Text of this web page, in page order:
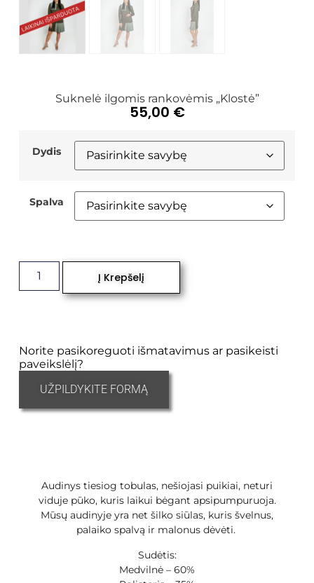
Suknelė ilgomis rankovėmis „Klostė”
Audinys tiesiog tobulas, nešiojasi puikiai, neturi
viduje pūko, kuris laikui bėgant apsipumpuruoja.
Mūsų audinyje yra net šilko siūlas, kuris švelnus,
palaiko spalvą ir malonus dėvėti.
Sudėtis:
Medvilnė – 60%
55,00 €
Dydis
Spalva
Į Krepšelį
Norite pasikoreguoti išmatavimus ar pasikeisti
paveikslėlį?
UŽPILDYKITE FORMĄ